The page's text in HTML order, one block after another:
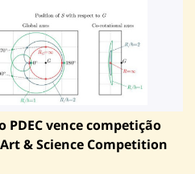
vence competição
& Science Competition